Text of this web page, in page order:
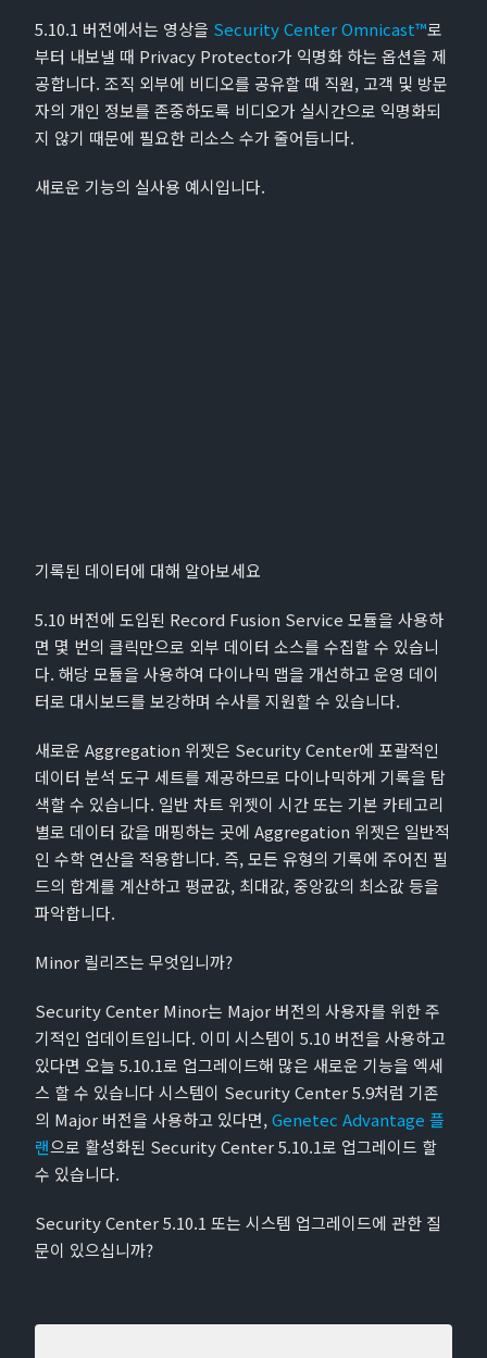
5.10.1 버전에서는 영상을 Security Center Omnicast™로
부터 내보낼 때 Privacy Protector가 익명화 하는 옵션을 제
공합니다. 조직 외부에 비디오를 공유할 때 직원, 고객 및 방문
자의 개인 정보를 존중하도록 비디오가 실시간으로 익명화되
지 않기 때문에 필요한 리소스 수가 줄어듭니다.
새로운 기능의 실사용 예시입니다.
기록된 데이터에 대해 알아보세요
5.10 버전에 도입된 Record Fusion Service 모듈을 사용하
면 몇 번의 클릭만으로 외부 데이터 소스를 수집할 수 있습니
다. 해당 모듈을 사용하여 다이나믹 맵을 개선하고 운영 데이
터로 대시보드를 보강하며 수사를 지원할 수 있습니다.
새로운 Aggregation 위젯은 Security Center에 포괄적인
데이터 분석 도구 세트를 제공하므로 다이나믹하게 기록을 탐
색할 수 있습니다. 일반 차트 위젯이 시간 또는 기본 카테고리
별로 데이터 값을 매핑하는 곳에 Aggregation 위젯은 일반적
인 수학 연산을 적용합니다. 즉, 모든 유형의 기록에 주어진 필
드의 합계를 계산하고 평균값, 최대값, 중앙값의 최소값 등을
파악합니다.
Minor 릴리즈는 무엇입니까?
Security Center Minor는 Major 버전의 사용자를 위한 주
기적인 업데이트입니다. 이미 시스템이 5.10 버전을 사용하고
있다면 오늘 5.10.1로 업그레이드해 많은 새로운 기능을 엑세
스 할 수 있습니다 시스템이 Security Center 5.9처럼 기존
의 Major 버전을 사용하고 있다면,Genetec Advantage 플
랜으로 활성화된 Security Center 5.10.1로 업그레이드 할
수 있습니다.
Security Center 5.10.1 또는 시스템 업그레이드에 관한 질
문이 있으십니까?